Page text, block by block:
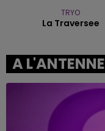
TRYO
La Traversee
A L'ANTENNE